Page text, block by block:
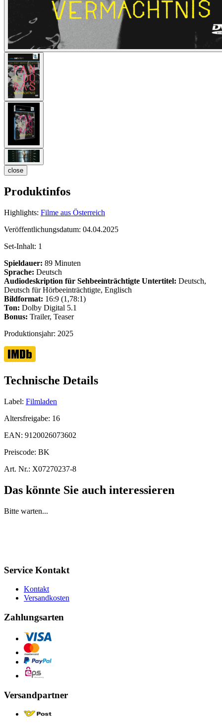
close
Produktinfos
Highlights: Filme aus Österreich
Veröffentlichungsdatum: 04.04.2025
Set-Inhalt: 1
Spieldauer: 89 Minuten
Sprache: Deutsch
Audiodeskription für Sehbeeinträchtigte Untertitel: Deutsch,
Deutsch für Hörbeeinträchtigte, Englisch
Bildformat: 16:9 (1,78:1)
Ton: Dolby Digital 5.1
Bonus: Trailer, Teaser
Produktionsjahr: 2025
Technische Details
Label: Filmladen
Altersfreigabe: 16
EAN: 9120026073602
Preiscode: BK
Art. Nr.: X07270237-8
Das könnte Sie auch interessieren
Bitte warten...
Service Kontakt
Kontakt
Versandkosten
Zahlungsarten
Versandpartner